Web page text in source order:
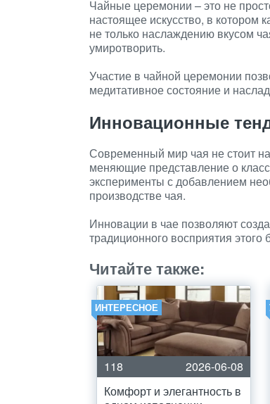
Чайные церемонии – это не
настоящее искусство, в котором
не только наслаждению вкусом
умиротворить.
Участие в чайной церемонии
медитативное состояние и
Инновационные
Современный мир чая не стоит
меняющие представление о
эксперименты с добавлением
производстве чая.
Инновации в чае позволяют
традиционного восприятия этого
Читайте также:
ИНТЕРЕСНОЕ
118
2026-06-08
Комфорт и элегантность в